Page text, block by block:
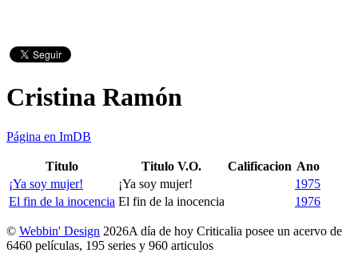
Cristina Ramón
Página en ImDB
Titulo Titulo V.O. Calificacion Ano
¡Ya soy mujer!
¡Ya soy mujer!
1975
El fin de la inocencia El fin de la inocencia 1976
© Webbin' Design 2026A día de hoy Criticalia posee un acervo de
6460 películas, 195 series y 960 articulos